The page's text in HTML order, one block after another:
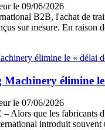
le 09/06/2026
B2B, l'achat de
sur mesure. En
élimine
le 07/06/2026
que les fabricants
introduit souvent